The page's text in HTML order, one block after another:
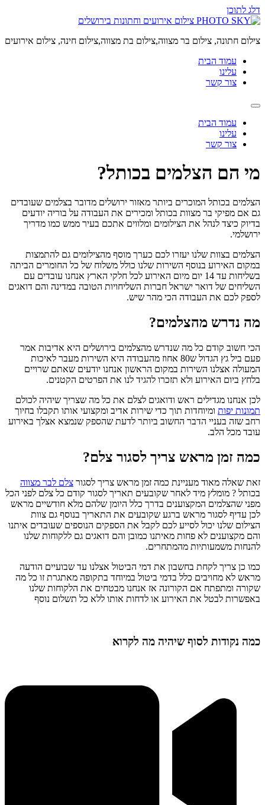
דלג לתוכן
צילום חתונה, צילום בר מצווה,צילום בת מצווה,צילום חינה, צילום אירועים
עמוד הבית
עלינו
צור קשר
עמוד הבית
עלינו
צור קשר
מי הם הצלמים בכותל?
הצלמים בכותל המוכרים ביותר מאזור ירושלים מדובר בצלמים שעובדים
גם אם מפיקי בר מצוות בכותל ומכירים את העבודה על בוריה יודעים
בדיוק כיצד לנהל את הצילומים ומלווים אתכם בעיר ממש כמו מדריך
ירושלמי.
הצלמים בצוות שלנו יעזרו לכם כערך מוסף מהצילומים גם להתמצות
במקום האירוע בנוסף השירות שלנו כולל משלוח של כל החומרים הביתה
בשליחות עד
יום מיום האירוע לכל חלקי הארץ אנחנו עובדים עם
השליחים של דואר ישראל חברות השליחויות הטובה במדינה והם דואגים
לספק לכם את העבודה הכי מהר שיש.
מה נדרש מהצלמים?
הכי חשוב קודם כל מה שנדרש מהצלמים בירושלים היא אדיבות אמר
פעם ביל גץ הגדול ש80 אחוז מהעבודה היא השירות מעבר לאיכות
המעולה אצלנו השירות במקום הראשון אנחנו יודעים שאתם שרויים
בלחץ ביום האירוע ולא תזכרו להגיד לנו את הפרטים הקטנים.
לכן אנחנו מגדילים ראש ודואגים לצלם את כל מה שצריך שיהיה לכולם
תמונות יפות ומיוחדות תוך כדי שירות אדיב ומקצועי אותו תקבלו בחיוך
רחב שזה בעניי הדבר החשוב ביותר לדעת שהספק שנמצא אצלך באירוע
עובד מכל הלב.
כמה זמן מראש צריך לסגור צלם?
זאת שאלה מאוד מעניינת כמה זמן מראש צריך לסגור צלם לבר מצווה
בכותל ? מומלץ מיד לאחר שקובעים תאריך לסגור קודם כל צלם לפני הכל
מפני שהצלמים המקצוענים בדרך כלל היומן שלהם מלא חודשיים מראש
לכן עדיף לסגור מראש ברגע שקובעים את התאריך בנוסף גם צוות
הצילום שלנו יכול לסייע לכם לקבל את הספקים הנוספים שעובדים איתנו
והם מקצוענים לא פחות מאיתנו כמובן והם דואגים גם ללקוחות שלנו
להנחות משמעותיות מהמתחרים.
כמו כן צריך לקחת בחשבון את דמי הביטול אצלנו עד שבועיים הודעה
מראש לא מחויבים כלל בדמי ביטול במיוחד בתקופה מאתגרת זו כל מה
שקורה ומתפתח אם הקורונה אז אנחנו מבטחים את הלקוחות שלנו
באפשרות לבטל את האירוע או לדחות אותו ללא כל תשלום נוסף
כמה נקודות לסוף שיהיה מה לקרוא